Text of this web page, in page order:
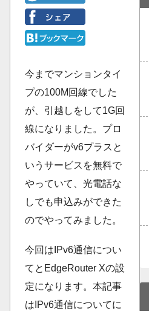
今までマンションタイ
プの100M回線でした
が、引越しをして1G回
線になりました。プロ
バイダーがv6プラスと
いうサービスを無料で
やっていて、光電話な
しでも申込みができた
のでやってみました。
今回はIPv6通信につい
てとEdgeRouter Xの設
定になります。本記事
はIPv6通信についてに